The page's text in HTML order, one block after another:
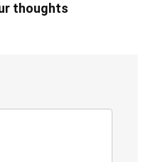
thoughts